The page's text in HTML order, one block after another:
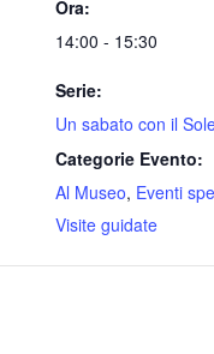
Ora:
14:00 - 15:30
Serie:
Un sabato con il
Categorie Evento:
Al Museo, Eventi
Visite guidate